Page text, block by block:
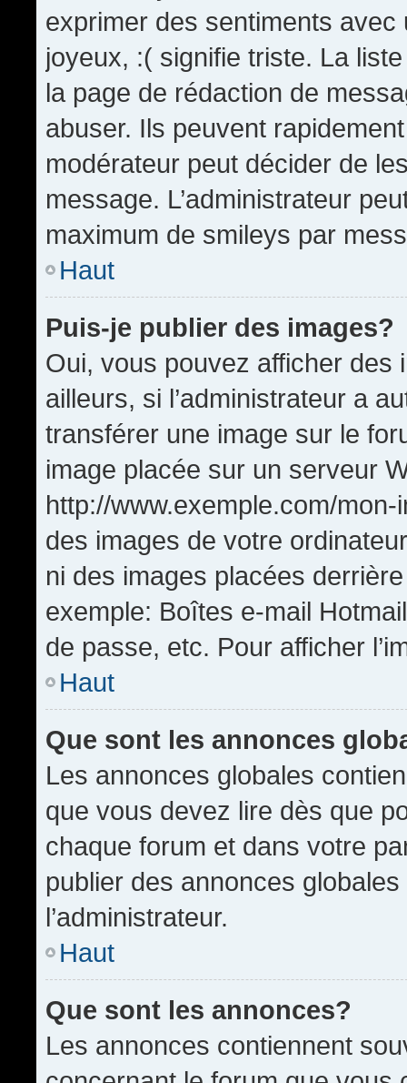
exprimer des sentiments
joyeux, :( signifie triste. La
la page de rédaction de
abuser. Ils peuvent
modérateur peut décider de
message. L’administrateur
maximum de smileys par
Haut
Puis-je publier des images?
Oui, vous pouvez afficher
ailleurs, si l’administrateur a
transférer une image sur le
image placée sur un serveur
http://www.exemple.com/
des images de votre
ni des images placées
exemple: Boîtes e-mail
de passe, etc. Pour afficher
Haut
Que sont les annonces
Les annonces globales
que vous devez lire dès que
chaque forum et dans votre
publier des annonces
l’administrateur.
Haut
Que sont les annonces?
Les annonces contiennent